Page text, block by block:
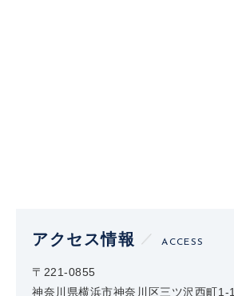
アクセス情報 ACCESS
〒221-0855
神奈川県横浜市神奈川区三ツ沢西町1-1